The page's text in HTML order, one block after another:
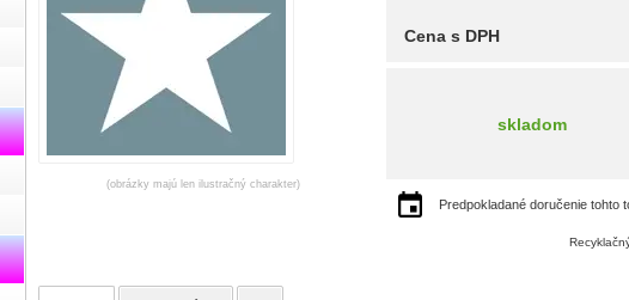
(obrázky majú len ilustračný charakter)
Cena s DPH
skladom
Predpokladané doručenie tohto